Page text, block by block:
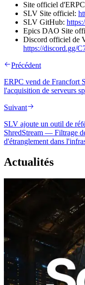
Site officiel
SLV Site officiel:
SLV GitHub:
Epics DAO Site
Discord officiel de
https://discord.gg/
Précédent
ERPC vend de
l'acquisition de serveurs
Suivant
SLV ajoute un outil de
ShredStream — Filtrage
d'étranglement dans
Actualités